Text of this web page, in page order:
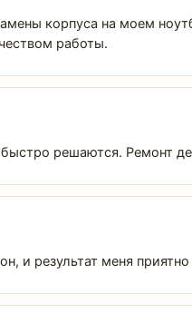
корпуса на моем
работы.
решаются. Ремонт
и результат меня